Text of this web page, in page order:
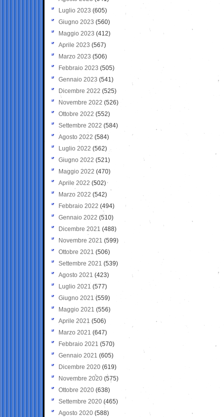
Luglio 2023 (605)
Giugno 2023 (560)
Maggio 2023 (412)
Aprile 2023 (567)
Marzo 2023 (506)
Febbraio 2023 (505)
Gennaio 2023 (541)
Dicembre 2022 (525)
Novembre 2022 (526)
Ottobre 2022 (552)
Settembre 2022 (584)
Agosto 2022 (584)
Luglio 2022 (562)
Giugno 2022 (521)
Maggio 2022 (470)
Aprile 2022 (502)
Marzo 2022 (542)
Febbraio 2022 (494)
Gennaio 2022 (510)
Dicembre 2021 (488)
Novembre 2021 (599)
Ottobre 2021 (506)
Settembre 2021 (539)
Agosto 2021 (423)
Luglio 2021 (577)
Giugno 2021(559)
Maggio 2021 (556)
Aprile 2021 (506)
Marzo 2021 (647)
Febbraio 2021 (570)
Gennaio 2021 (605)
Dicembre 2020 (619)
Novembre 2020 (575)
Ottobre 2020 (638)
Settembre 2020(465)
Agosto 2020 (588)